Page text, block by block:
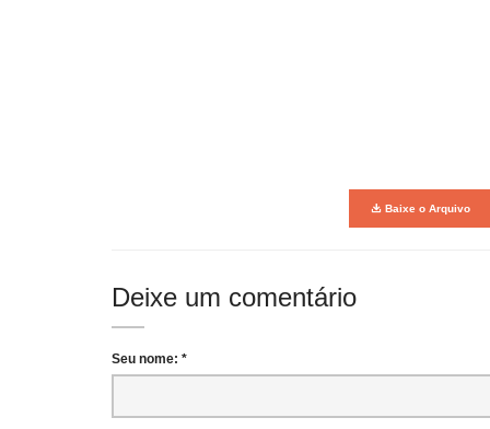
Baixe o Arquivo
Deixe um comentário
Seu nome: *